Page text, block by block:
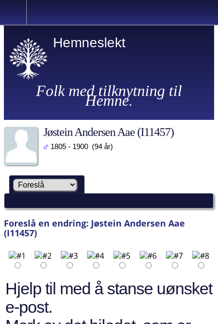
Hemneslekt
Folk med tilknytning til
Hemne.
Jøstein Andersen Aae (I11457)
1805 - 1900 (94 år)
Foreslå en endring: Jøstein Andersen Aae
(I11457)
Hjelp til med å stanse uønsket
e-post.